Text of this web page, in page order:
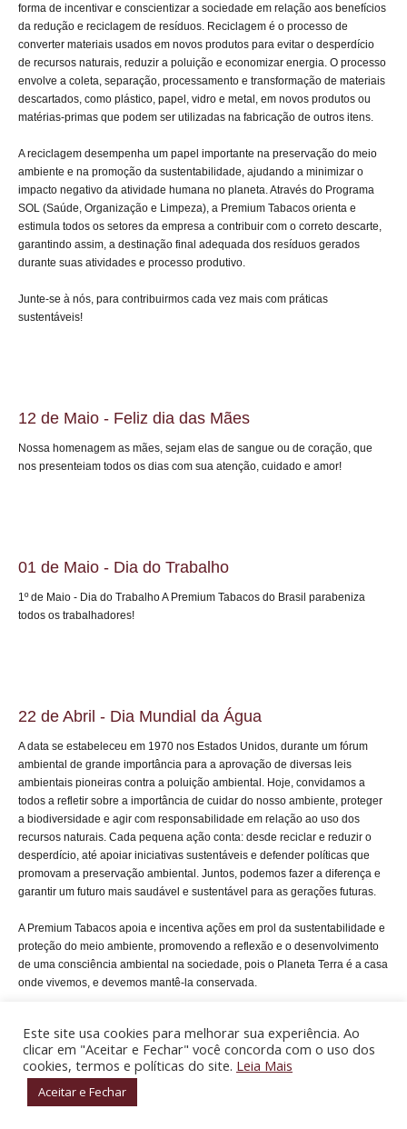
forma de incentivar e conscientizar a sociedade em relação aos benefícios
da redução e reciclagem de resíduos. Reciclagem é o processo de
converter materiais usados em novos produtos para evitar o desperdício
de recursos naturais, reduzir a poluição e economizar energia. O processo
envolve a coleta, separação, processamento e transformação de materiais
descartados, como plástico, papel, vidro e metal, em novos produtos ou
matérias-primas que podem ser utilizadas na fabricação de outros itens.
A reciclagem desempenha um papel importante na preservação do meio
ambiente e na promoção da sustentabilidade, ajudando a minimizar o
impacto negativo da atividade humana no planeta. Através do Programa
SOL (Saúde, Organização e Limpeza), a Premium Tabacos orienta e
estimula todos os setores da empresa a contribuir com o correto descarte,
garantindo assim, a destinação final adequada dos resíduos gerados
durante suas atividades e processo produtivo.
Junte-se à nós, para contribuirmos cada vez mais com práticas
sustentáveis!
12 de Maio - Feliz dia das Mães
Nossa homenagem as mães, sejam elas de sangue ou de coração, que
nos presenteiam todos os dias com sua atenção, cuidado e amor!
01 de Maio - Dia do Trabalho
1º de Maio - Dia do Trabalho A Premium Tabacos do Brasil parabeniza
todos os trabalhadores!
22 de Abril - Dia Mundial da Água
A data se estabeleceu em 1970 nos Estados Unidos, durante um fórum
ambiental de grande importância para a aprovação de diversas leis
ambientais pioneiras contra a poluição ambiental. Hoje, convidamos a
todos a refletir sobre a importância de cuidar do nosso ambiente, proteger
a biodiversidade e agir com responsabilidade em relação ao uso dos
recursos naturais. Cada pequena ação conta: desde reciclar e reduzir o
desperdício, até apoiar iniciativas sustentáveis e defender políticas que
promovam a preservação ambiental. Juntos, podemos fazer a diferença e
garantir um futuro mais saudável e sustentável para as gerações futuras.
A Premium Tabacos apoia e incentiva ações em prol da sustentabilidade e
proteção do meio ambiente, promovendo a reflexão e o desenvolvimento
de uma consciência ambiental na sociedade, pois o Planeta Terra é a casa
onde vivemos, e devemos mantê-la conservada.
15 de Abril - Dia Nacional da Conservação do Solo
Este site usa cookies para melhorar sua experiência. Ao
clicar em "Aceitar e Fechar" você concorda com o uso dos
cookies, termos e políticas do site. Leia Mais
Aceitar e Fechar